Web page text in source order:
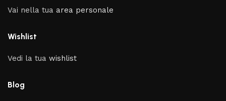
Vai nella tua area personale
Wishlist
Vedi la tuawishlist
Blog